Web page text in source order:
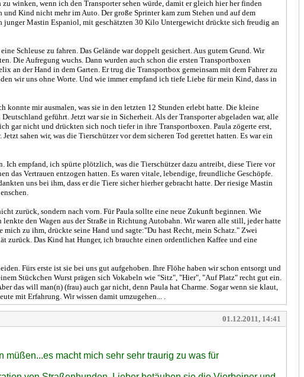
winken, wenn ich den Transporter sehen würde, damit er gleich hier her finden
Kind nicht mehr im Auto. Der große Sprinter kam zum Stehen und auf dem
junger Mastin Espaniol, mit geschätzten 30 Kilo Untergewicht drückte sich freudig an
Schleuse zu fahren. Das Gelände war doppelt gesichert. Aus gutem Grund. Wir
Die Aufregung wuchs. Dann wurden auch schon die ersten Transportboxen
an der Hand in dem Garten. Er trug die Transportbox gemeinsam mit dem Fahrer zu
wir uns ohne Worte. Und wie immer empfand ich tiefe Liebe für mein Kind, dass in
mir ausmalen, was sie in den letzten 12 Stunden erlebt hatte. Die kleine
geführt. Jetzt war sie in Sicherheit. Als der Transporter abgeladen war, alle
gar nicht und drückten sich noch tiefer in ihre Transportboxen. Paula zögerte erst,
sahen wir, was die Tierschützer vor dem sicheren Tod gerettet hatten. Es war ein
Ich empfand, ich spürte plötzlich, was die Tierschützer dazu antreibt, diese Tiere vor
das Vertrauen entzogen hatten. Es waren vitale, lebendige, freundliche Geschöpfe.
uns bei ihm, dass er die Tiere sicher hierher gebracht hatte. Der riesige Mastin
zurück, sondern nach vorn. Für Paula sollte eine neue Zukunft beginnen. Wie
den Wagen aus der Straße in Richtung Autobahn. Wir waren alle still, jeder hatte
zu ihm, drückte seine Hand und sagte:"Du hast Recht, mein Schatz." Zwei
zurück. Das Kind hat Hunger, ich brauchte einen ordentlichen Kaffee und eine
Fürs erste ist sie bei uns gut aufgehoben. Ihre Flöhe haben wir schon entsorgt und
Stückchen Wurst prägen sich Vokabeln wie "Sitz", "Hier", "Auf Platz" recht gut ein.
das will man(n) (frau) auch gar nicht, denn Paula hat Charme. Sogar wenn sie klaut,
mit Erfahrung. Wir wissen damit umzugehen... .
01.12.2011, 14:41
macht mich sehr sehr traurig zu was für